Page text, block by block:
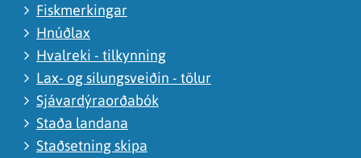
Fiskmerkingar
Hnúðlax
Hvalreki - tilkynning
Lax- og silungsveiðin - tölur
Sjávardýraorðabók
Staða landana
Staðsetning skipa